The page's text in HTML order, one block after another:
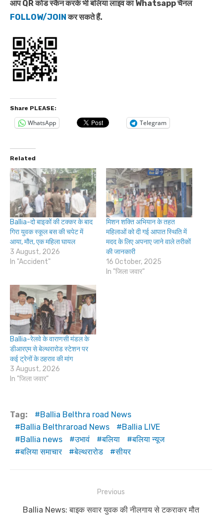
आप QR कोड स्कैन करके भी बलिया लाइव का Whatsapp चैनल
FOLLOW/JOINकर सकते हैं.
Share PLEASE:
WhatsApp Telegram
Related
Ballia-दो बाइकों की टक्कर के बाद
गिरा युवक स्कूल बस की चपेट में
आया, मौत, एक महिला घायल
3 August, 2026
In "Accident"
मिशन शक्ति अभियान के तहत
महिलाओं को दी गई आपात स्थिति में
मदद के लिए अपनाए जाने वाले तरीकों
की जानकारी
16 October, 2025
In "जिला जवार"
Ballia-रेलवे के वाराणसी मंडल के
डीआरएम से बेल्थरारोड स्टेशन पर
कई ट्रेनों के ठहराव की मांग
3 August, 2026
In "जिला जवार"
Tag:
Ballia Belthra road News
Ballia Belthraroad News
Ballia LIVE
Ballia news
उभावं बलिया
बलिया न्यूज
बलिया समाचार
बेल्थरारोड सीयर
navigation
Previous
Previous
Ballia News: बाइक सवार युवक की नीलगाय से टकराकर मौत